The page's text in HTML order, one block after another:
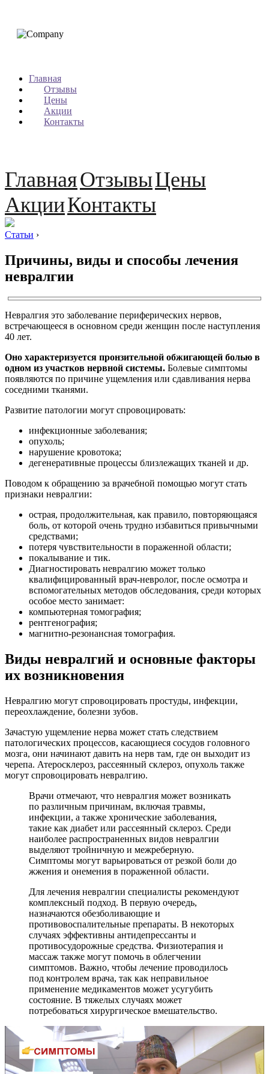
Главная
Отзывы
Цены
Акции
Контакты
ГлавнаяОтзывыЦены
АкцииКонтакты
Статьи ›
Причины, виды и способы лечения
невралгии
Невралгия это заболевание периферических нервов,
встречающееся в основном среди женщин после наступления
40 лет.
Оно характеризуется пронзительной обжигающей болью в
одном из участков нервной системы. Болевые симптомы
появляются по причине ущемления или сдавливания нерва
соседними тканями.
Развитие патологии могут спровоцировать:
инфекционные заболевания;
опухоль;
нарушение кровотока;
дегенеративные процессы близлежащих тканей и др.
Поводом к обращению за врачебной помощью могут стать
признаки невралгии:
острая, продолжительная, как правило, повторяющаяся
боль, от которой очень трудно избавиться привычными
средствами;
потеря чувствительности в пораженной области;
покалывание и тик.
Диагностировать невралгию может только
квалифицированный врач-невролог, после осмотра и
вспомогательных методов обследования, среди которых
особое место занимает:
компьютерная томография;
рентгенография;
магнитно-резонансная томография.
Виды невралгий и основные факторы
их возникновения
Невралгию могут спровоцировать простуды, инфекции,
переохлаждение, болезни зубов.
Зачастую ущемление нерва может стать следствием
патологических процессов, касающиеся сосудов головного
мозга, они начинают давить на нерв там, где он выходит из
черепа. Атеросклероз, рассеянный склероз, опухоль также
могут спровоцировать невралгию.
Врачи отмечают, что невралгия может возникать
по различным причинам, включая травмы,
инфекции, а также хронические заболевания,
такие как диабет или рассеянный склероз. Среди
наиболее распространенных видов невралгии
выделяют тройничную и межреберную.
Симптомы могут варьироваться от резкой боли до
жжения и онемения в пораженной области.
Для лечения невралгии специалисты рекомендуют
комплексный подход. В первую очередь,
назначаются обезболивающие и
противовоспалительные препараты. В некоторых
случаях эффективны антидепрессанты и
противосудорожные средства. Физиотерапия и
массаж также могут помочь в облегчении
симптомов. Важно, чтобы лечение проводилось
под контролем врача, так как неправильное
применение медикаментов может усугубить
состояние. В тяжелых случаях может
потребоваться хирургическое вмешательство.